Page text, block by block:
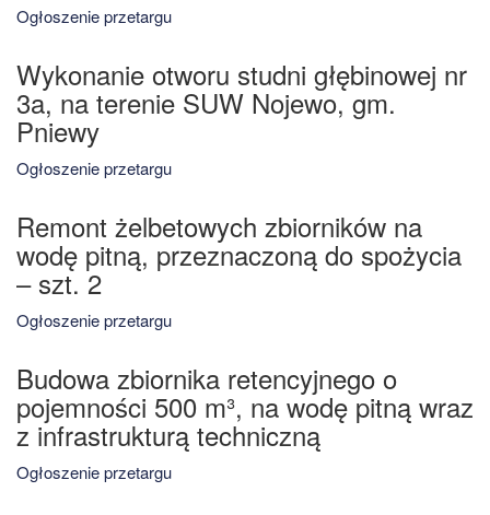
Ogłoszenie przetargu
Wykonanie otworu studni głębinowej nr
3a, na terenie SUW Nojewo, gm.
Pniewy
Ogłoszenie przetargu
Remont żelbetowych zbiorników na
wodę pitną, przeznaczoną do spożycia
– szt. 2
Ogłoszenie przetargu
Budowa zbiornika retencyjnego o
pojemności 500 m³, na wodę pitną wraz
z infrastrukturą techniczną
Ogłoszenie przetargu